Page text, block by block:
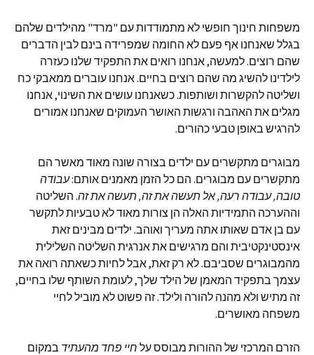
משפחות חינוך חופשי לא מתמודדות עם "מרד" מהילדים שלהם
בגלל שאנחנו אף פעם לא החומה שמפרידה בינם לבין הדברים
שהם רוצים. למעשה, אנחנו רואים את התפקיד שלנו כעזרה
לילדינו להשיג מה שהם רוצים בחיים. אנחנו עוברים ממאבקי כח
ושליטה להקשרות ושותפות. כשאנחנו עושים את השינוי, אנחנו
מגלים את האהבה ורגשות האושר העמוקים שאנחנו אמורים
להרגיש באופן טבעי כהורים.
מבוגרים מתקשרים עם ילדים בצורה שונה מאוד מאשר הם
מתקשרים עם מבוגרים. הם כל הזמן מאמנים אותם:עבודה
טובה, עבודה רעה, אל תעשה את זה, תעשה את זה. השליטה
וההערכה התמידיות האלה הן צורות מאוד לא טבעיות לתקשר
עם בן אדם שאותו אתה מעריך ואוהב. ילדים מבינים זאת
אינסטינקטיבית והם מרגישים את אנרגית השליטה השלילית
מהמבוגרים שסביבם. לא רק זאת, אבל לחיות כשאתה רואה את
עצמך בתפקיד המאמן של הילד שלך, לעומת השותף שלו בחיים,
זה מתיש ולא מהנה להורה ולילד. זה פשוט לא מוביל לחיי
משפחה מאושרים.
הזרם המרכזי של ההורות מבוסס על חיי פחד מהעתיד במקום